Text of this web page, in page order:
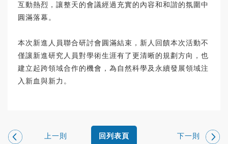
互動熱烈，讓整天的會議經過充實的內容和和諧的氛圍中
圓滿落幕。
本次新進人員聯合研討會圓滿結束，新人回饋本次活動不
僅讓新進研究人員對學術生涯有了更清晰的規劃方向，也
建立起跨領域合作的機會，為自然科學及永續發展領域注
入新血與新力。
上一則 下一則
回列表頁